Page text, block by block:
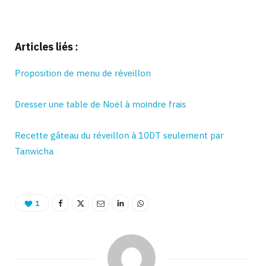
Articles liés :
Proposition de menu de réveillon
Dresser une table de Noël à moindre frais
Recette gâteau du réveillon à 10DT seulement par
Tanwicha
1